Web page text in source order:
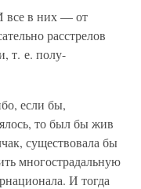
все в них — от
расстрелов
т. е. полу-
если бы,
то был бы жив
существовала бы
многострадальную
И тогда